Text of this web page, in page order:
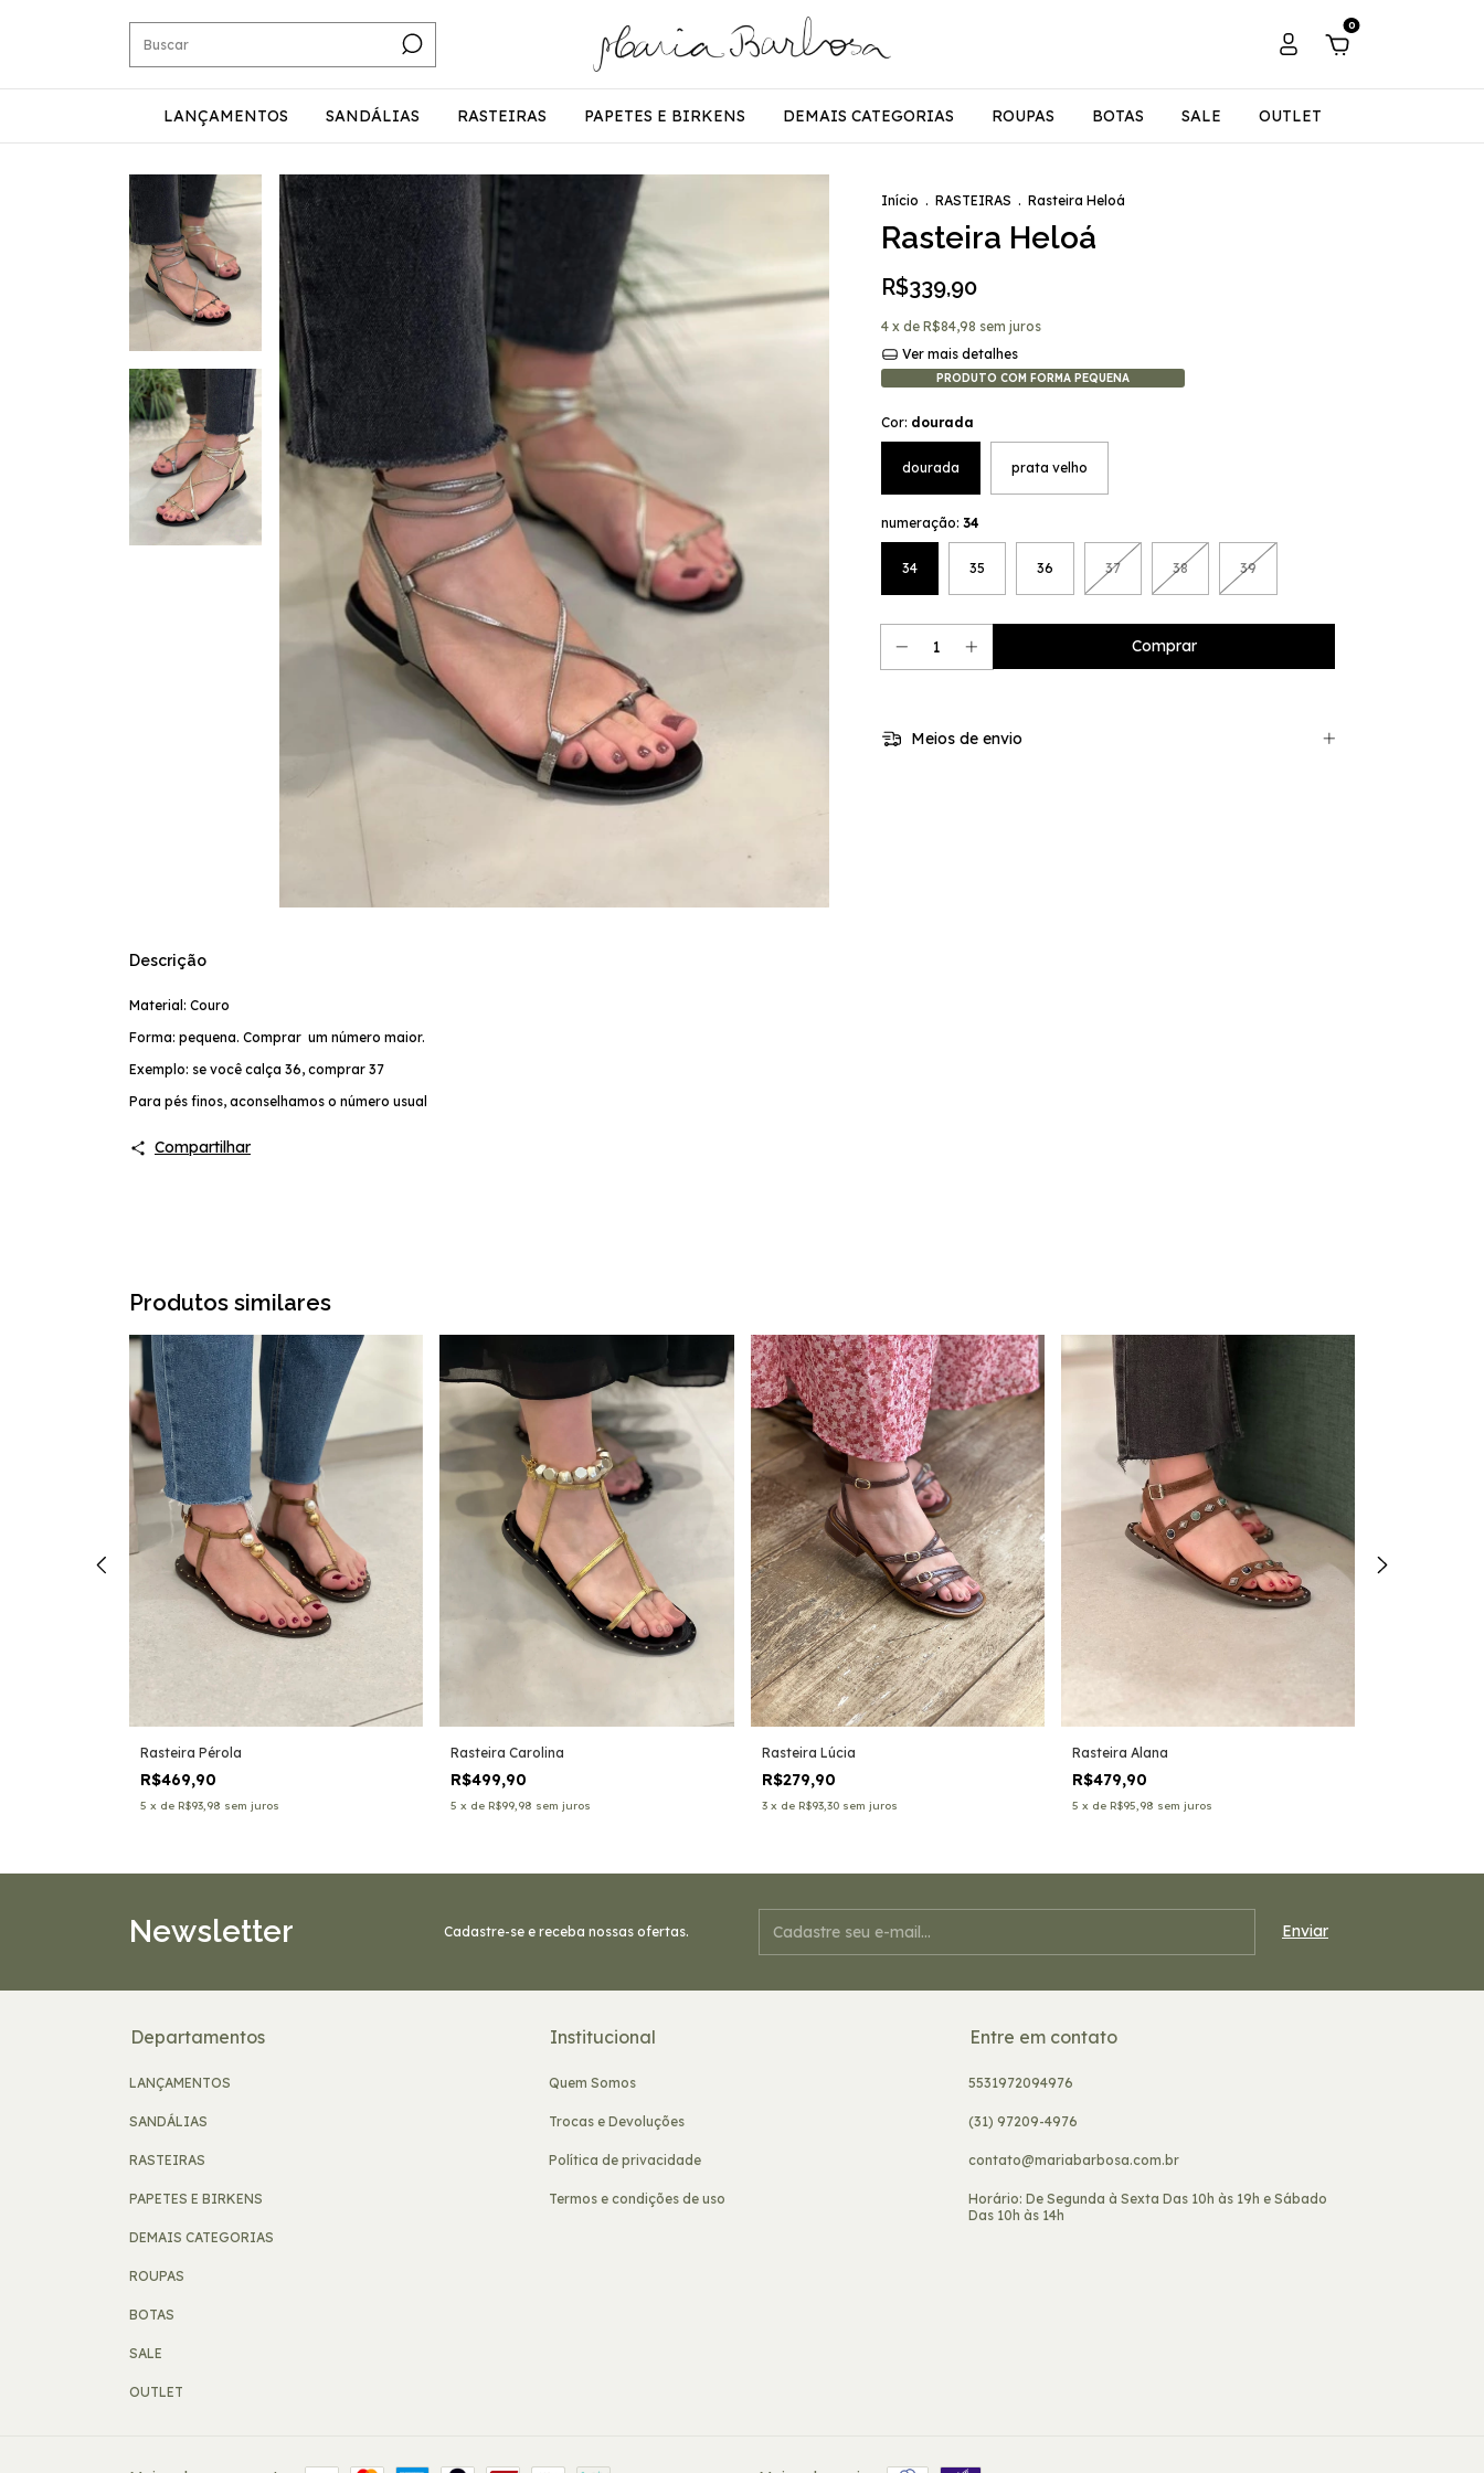
0
LANÇAMENTOS SANDÁLIAS RASTEIRAS PAPETES E BIRKENS DEMAIS CATEGORIAS ROUPAS BOTAS SALE OUTLET
Início . RASTEIRAS . Rasteira Heloá
Rasteira Heloá
R$339,90
4 x de R$84,98 sem juros
Ver mais detalhes
PRODUTO COM FORMA PEQUENA
Cor: dourada
dourada prata velho
numeração: 34
34 35 36 37 38 39
Meios de envio
Descrição
Material: Couro
Forma: pequena. Comprar um número maior.
Exemplo: se você calça 36, comprar 37
Para pés finos, aconselhamos o número usual
Compartilhar
Produtos similares
Rasteira Pérola
R$469,90
5 x de R$93,98 sem juros
Rasteira Carolina
R$499,90
5 x de R$99,98 sem juros
Rasteira Lúcia
R$279,90
3 x de R$93,30 sem juros
Rasteira Alana
R$479,90
5 x de R$95,98 sem juros
Newsletter Cadastre-se e receba nossas ofertas.
Departamentos
LANÇAMENTOS
SANDÁLIAS
RASTEIRAS
PAPETES E BIRKENS
DEMAIS CATEGORIAS
ROUPAS
BOTAS
SALE
OUTLET
Institucional
Quem Somos
Trocas e Devoluções
Política de privacidade
Termos e condições de uso
Entre em contato
5531972094976
(31) 97209-4976
contato@mariabarbosa.com.br
Horário: De Segunda à Sexta Das 10h às 19h e Sábado
Das 10h às 14h